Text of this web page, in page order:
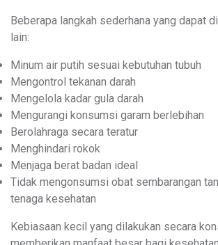
Beberapa langkah sederhana yang dapat
lain:
Minum air putih sesuai kebutuhan tubuh
Mengontrol tekanan darah
Mengelola kadar gula darah
Mengurangi konsumsi garam berlebihan
Berolahraga secara teratur
Menghindari rokok
Menjaga berat badan ideal
Tidak mengonsumsi obat sembarangan
tenaga kesehatan
Kebiasaan kecil yang dilakukan secara